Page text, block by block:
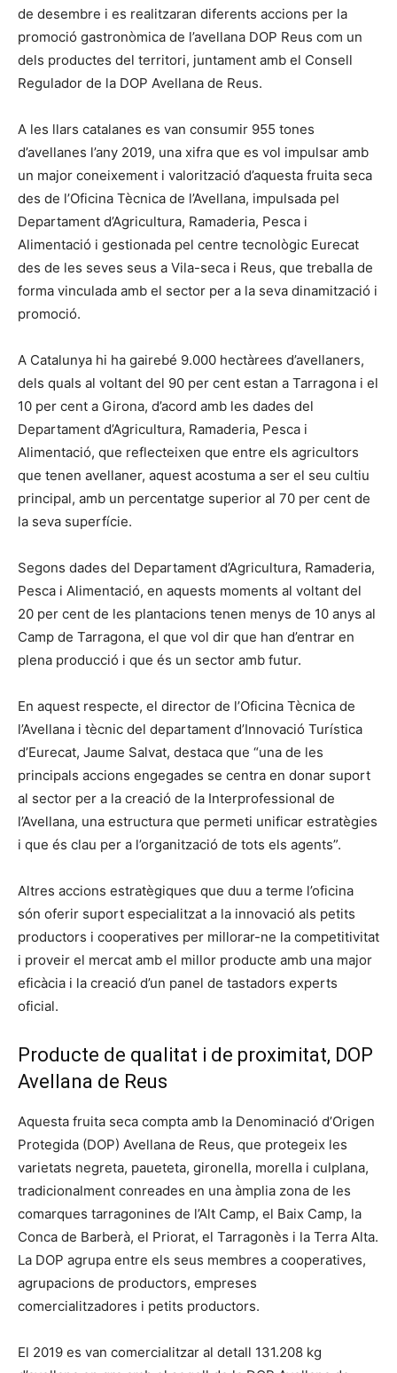
de desembre i es realitzaran diferents accions per la
promoció gastronòmica de l’avellana DOP Reus com un
dels productes del territori, juntament amb el Consell
Regulador de la DOP Avellana de Reus.
A les llars catalanes es van consumir 955 tones
d’avellanes l’any 2019, una xifra que es vol impulsar amb
un major coneixement i valorització d’aquesta fruita seca
des de l’Oficina Tècnica de l’Avellana, impulsada pel
Departament d’Agricultura, Ramaderia, Pesca i
Alimentació i gestionada pel centre tecnològic Eurecat
des de les seves seus a Vila-seca i Reus, que treballa de
forma vinculada amb el sector per a la seva dinamització i
promoció.
A Catalunya hi ha gairebé 9.000 hectàrees d’avellaners,
dels quals al voltant del 90 per cent estan a Tarragona i el
10 per cent a Girona, d’acord amb les dades del
Departament d’Agricultura, Ramaderia, Pesca i
Alimentació, que reflecteixen que entre els agricultors
que tenen avellaner, aquest acostuma a ser el seu cultiu
principal, amb un percentatge superior al 70 per cent de
la seva superfície.
Segons dades del Departament d’Agricultura, Ramaderia,
Pesca i Alimentació, en aquests moments al voltant del
20 per cent de les plantacions tenen menys de 10 anys al
Camp de Tarragona, el que vol dir que han d’entrar en
plena producció i que és un sector amb futur.
En aquest respecte, el director de l’Oficina Tècnica de
l’Avellana i tècnic del departament d’Innovació Turística
d’Eurecat, Jaume Salvat, destaca que “una de les
principals accions engegades se centra en donar suport
al sector per a la creació de la Interprofessional de
l’Avellana, una estructura que permeti unificar estratègies
i que és clau per a l’organització de tots els agents”.
Altres accions estratègiques que duu a terme l’oficina
són oferir suport especialitzat a la innovació als petits
productors i cooperatives per millorar-ne la competitivitat
i proveir el mercat amb el millor producte amb una major
eficàcia i la creació d’un panel de tastadors experts
oficial.
Producte de qualitat i de proximitat, DOP
Avellana de Reus
Aquesta fruita seca compta amb la Denominació d’Origen
Protegida (DOP) Avellana de Reus, que protegeix les
varietats negreta, paueteta, gironella, morella i culplana,
tradicionalment conreades en una àmplia zona de les
comarques tarragonines de l’Alt Camp, el Baix Camp, la
Conca de Barberà, el Priorat, el Tarragonès i la Terra Alta.
La DOP agrupa entre els seus membres a cooperatives,
agrupacions de productors, empreses
comercialitzadores i petits productors.
El 2019 es van comercialitzar al detall 131.208 kg